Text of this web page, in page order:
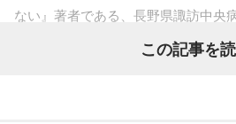
「古谷さんも当てはまります？
ない』著者である、長野県諏訪中央
を招き、月曜パートナーの阿佐ヶ谷
この記事を